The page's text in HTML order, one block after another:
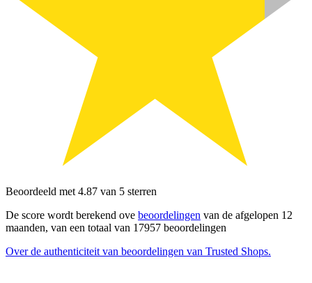
Beoordeeld met 4.87 van 5 sterren
De score wordt berekend ove beoordelingen van de afgelopen 12
maanden, van een totaal van 17957 beoordelingen
Over de authenticiteit van beoordelingen van Trusted Shops.